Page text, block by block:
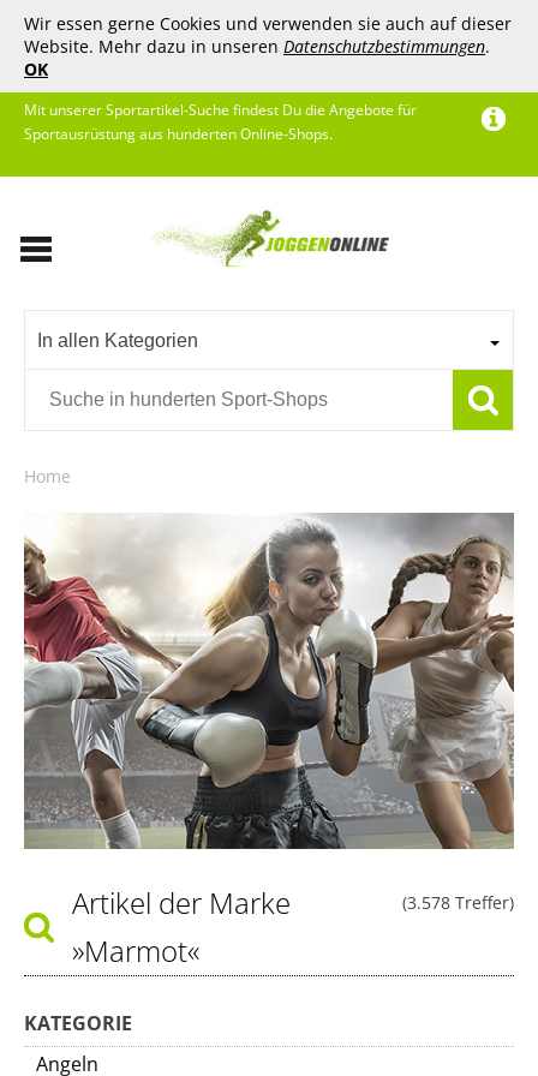
Wir essen gerne Cookies und verwenden sie auch auf dieser
Website. Mehr dazu in unseren Datenschutzbestimmungen.
OK
Mit unserer Sportartikel-Suche findest Du die Angebote für
Sportausrüstung aus hunderten Online-Shops.
In allen Kategorien
Home
(3.578 Treffer)
Artikel der Marke
»Marmot«
KATEGORIE
Angeln